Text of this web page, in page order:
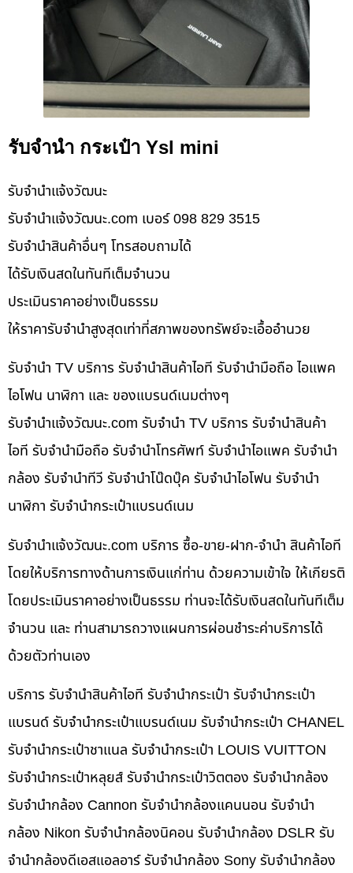
รับจำนำ กระเป๋า Ysl mini
รับจํานําแจ้งวัฒนะ
รับจํานําแจ้งวัฒนะ.com เบอร์ 098 829 3515
รับจำนำสินค้าอื่นๆ โทรสอบถามได้
ได้รับเงินสดในทันทีเต็มจำนวน
ประเมินราคาอย่างเป็นธรรม
ให้ราคารับจำนำสูงสุดเท่าที่สภาพของทรัพย์จะเอื้ออำนวย
รับจำนำ TV บริการ รับจำนำสินค้าไอที รับจำนำมือถือ ไอแพค
ไอโฟน นาฬิกา และ ของแบรนด์เนมต่างๆ
รับจํานําแจ้งวัฒนะ.com รับจำนำ TV บริการ รับจำนำสินค้า
ไอที รับจำนำมือถือ รับจำนำโทรศัพท์ รับจำนำไอแพค รับจำนำ
กล้อง รับจำนำทีวี รับจำนำโน๊ดบุ๊ค รับจำนำไอโฟน รับจำนำ
นาฬิกา รับจำนำกระเป๋าแบรนด์เนม
รับจํานําแจ้งวัฒนะ.com บริการ ซื้อ-ขาย-ฝาก-จำนำ สินค้าไอที
โดยให้บริการทางด้านการเงินแก่ท่าน ด้วยความเข้าใจ ให้เกียรติ
โดยประเมินราคาอย่างเป็นธรรม ท่านจะได้รับเงินสดในทันทีเต็ม
จำนวน และ ท่านสามารถวางแผนการผ่อนชำระค่าบริการได้
ด้วยตัวท่านเอง
บริการ รับจำนำสินค้าไอที รับจำนำกระเป๋า รับจำนำกระเป๋า
แบรนด์ รับจำนำกระเป๋าแบรนด์เนม รับจำนำกระเป๋า CHANEL
รับจำนำกระเป๋าชาแนล รับจำนำกระเป๋า LOUIS VUITTON
รับจำนำกระเป๋าหลุยส์ รับจำนำกระเป๋าวิตตอง รับจำนำกล้อง
รับจำนำกล้อง Cannon รับจำนำกล้องแคนนอน รับจำนำ
กล้อง Nikon รับจำนำกล้องนิคอน รับจำนำกล้อง DSLR รับ
จำนำกล้องดีเอสแอลอาร์ รับจำนำกล้อง Sony รับจำนำกล้อง